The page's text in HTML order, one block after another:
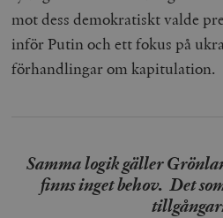
mot dess demokratiskt valde
inför Putin och ett fokus på
förhandlingar om kapitulation.
Samma logik gäller
finns inget behov. Det